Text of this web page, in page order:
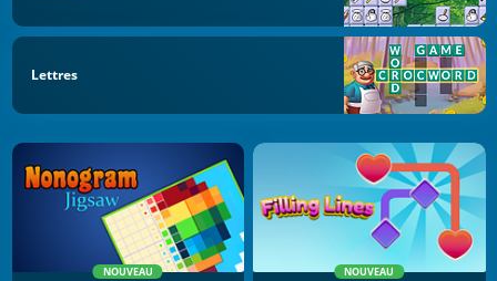
Lettres
NOUVEAU NOUVEAU